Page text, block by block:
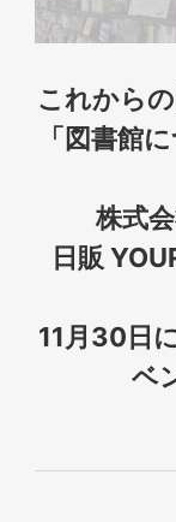
これから
「図書館
株式
日販
11月30日
ベ